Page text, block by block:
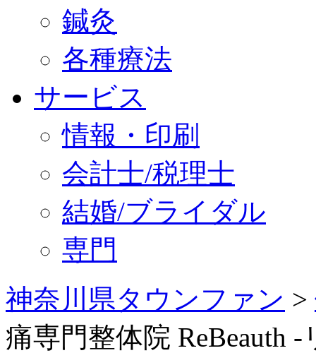
鍼灸
各種療法
サービス
情報・印刷
会計士/税理士
結婚/ブライダル
専門
神奈川県タウンファン >
痛専門整体院 ReBeauth